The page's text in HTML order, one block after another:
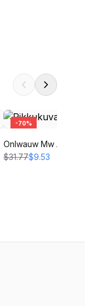
-70%
Onlwauw Mw Ank
$31.77$9.53